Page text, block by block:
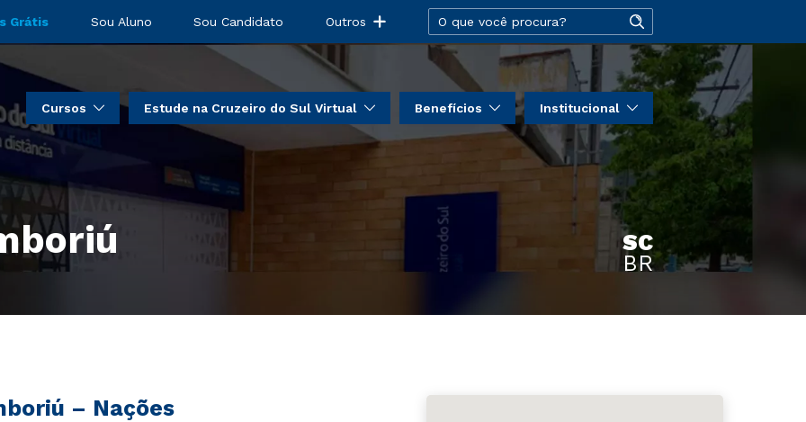
Grátis Sou Aluno Sou Candidato Outros
Cursos Estude na Cruzeiro do Sul Virtual Benefícios Institucional
SC
BR
– Nações